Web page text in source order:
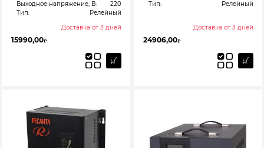
Выходное напряжение, В:
220
Тип:
Релейный
Доставка от 3 дней
15990,00₽
Тип: Релейный
Доставка от 3 дней
24906,00₽